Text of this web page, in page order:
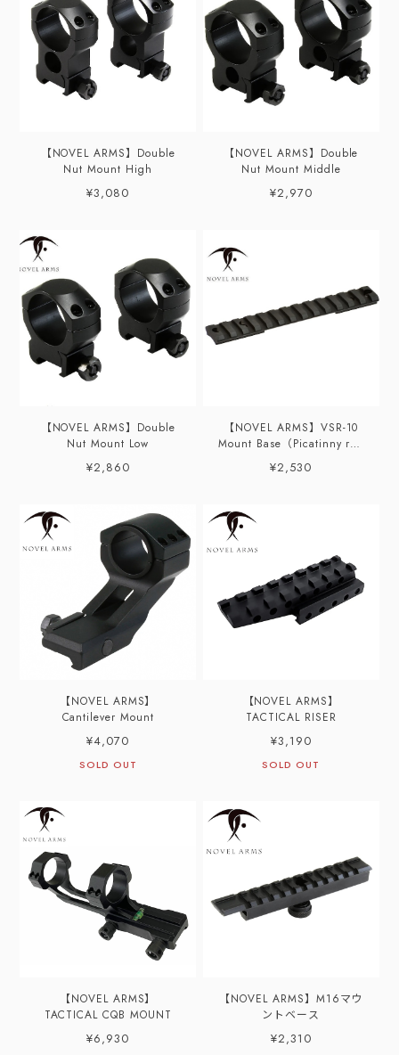
【NOVEL ARMS】Double
Nut Mount High
¥3,080
【NOVEL ARMS】Double
Nut Mount Middle
¥2,970
【NOVEL ARMS】Double
Nut Mount Low
¥2,860
【NOVEL ARMS】VSR-10
Mount Base（Picatinny rail
仕様）
¥2,530
【NOVEL ARMS】
Cantilever Mount
¥4,070
SOLD OUT
【NOVEL ARMS】
TACTICAL RISER
¥3,190
SOLD OUT
【NOVEL ARMS】
TACTICAL CQB MOUNT
¥6,930
【NOVEL ARMS】M16マウ
ントベース
¥2,310